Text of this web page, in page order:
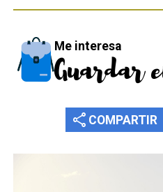
Me interesa
Guardar
share COMPARTIR